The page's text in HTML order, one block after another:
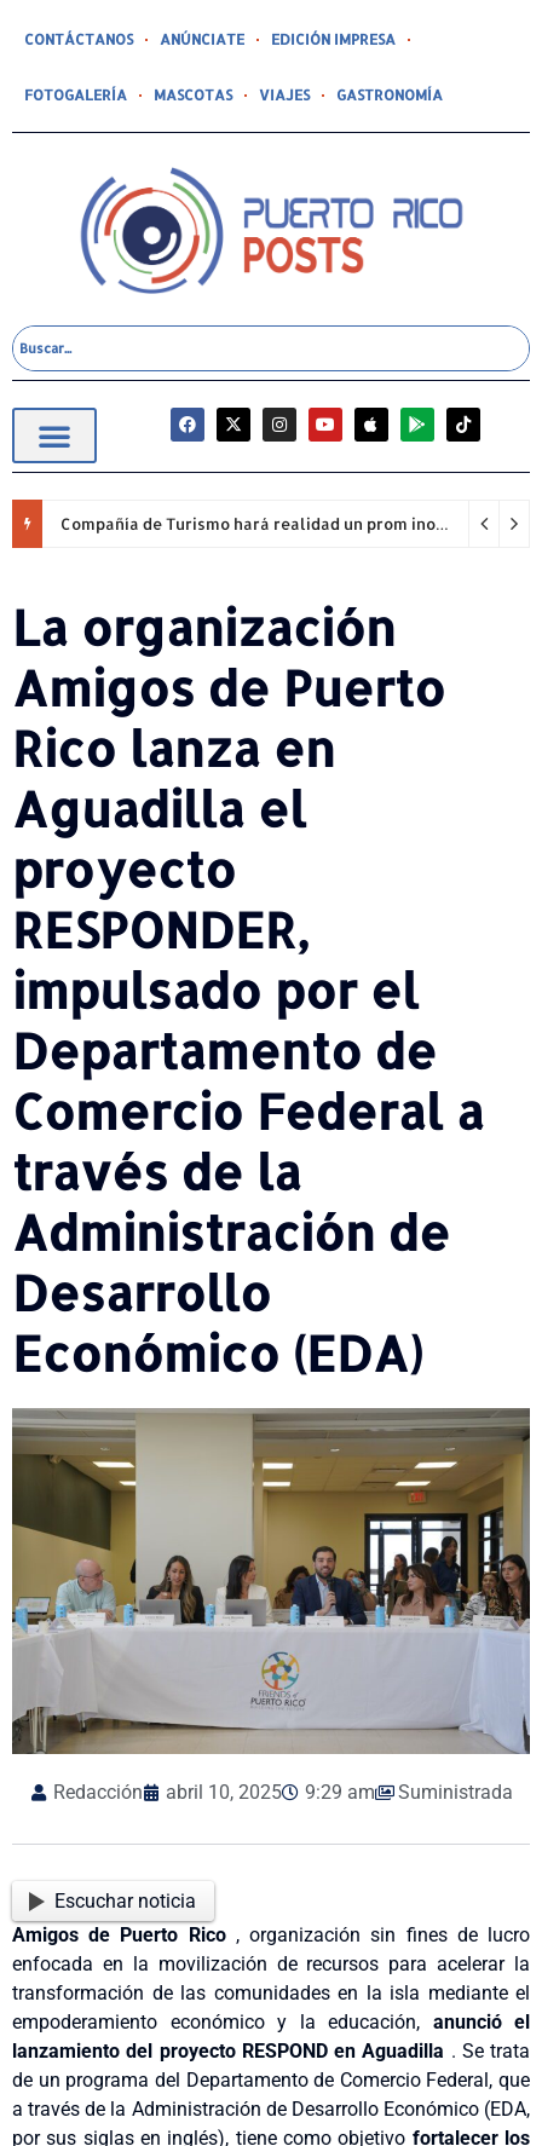
CONTÁCTANOS ANÚNCIATE EDICIÓN IMPRESA
FOTOGALERÍA MASCOTAS VIAJES GASTRONOMÍA
Compañía de Turismo hará realidad un prom inolvidable junto a Jowell para estudiantes de la Escuela Gabriela Mistral
La organización
Amigos de Puerto
Rico lanza en
Aguadilla el
proyecto
RESPONDER,
impulsado por el
Departamento de
Comercio Federal a
través de la
Administración de
Desarrollo
Económico (EDA)
Redacción abril 10, 2025 9:29 am Suministrada
Escuchar noticia
Amigos de Puerto Rico, organización sin fines de lucro
enfocada en la movilización de recursos para acelerar la
transformación de las comunidades en la isla mediante el
empoderamiento económico y la educación, anunció el
lanzamiento del proyecto RESPOND en Aguadilla . Se trata
de un programa del Departamento de Comercio Federal, que
a través de la Administración de Desarrollo Económico (EDA,
por sus siglas en inglés), tiene como objetivo fortalecer los